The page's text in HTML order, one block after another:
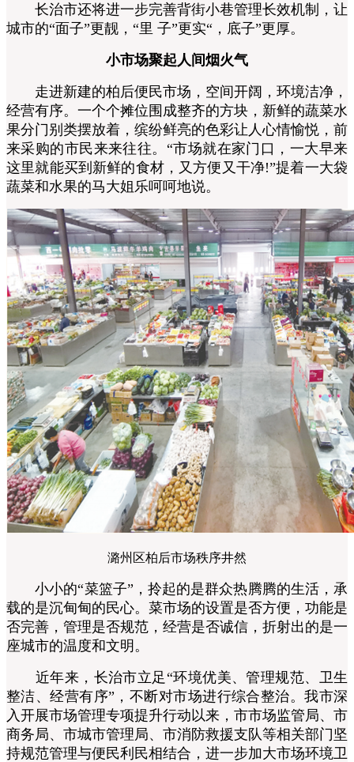
长治市还将进一步完善背街小巷管理长效机制，让
城市的“面子”更靓，“里 子”更实“，底子”更厚。
小市场聚起人间烟火气
走进新建的柏后便民市场，空间开阔，环境洁净，
经营有序。一个个摊位围成整齐的方块，新鲜的蔬菜水
果分门别类摆放着，缤纷鲜亮的色彩让人心情愉悦，前
来采购的市民来来往往。“市场就在家门口，一大早来
这里就能买到新鲜的食材，又方便又干净!”提着一大袋
蔬菜和水果的马大姐乐呵呵地说。
潞州区柏后市场秩序井然
小小的“菜篮子”，拎起的是群众热腾腾的生活，承
载的是沉甸甸的民心。菜市场的设置是否方便，功能是
否完善，管理是否规范，经营是否诚信，折射出的是一
座城市的温度和文明。
近年来，长治市立足“环境优美、管理规范、卫生
整洁、经营有序”，不断对市场进行综合整治。我市深
入开展市场管理专项提升行动以来，市市场监管局、市
商务局、市城市管理局、市消防救援支队等相关部门坚
持规范管理与便民利民相结合，进一步加大市场环境卫